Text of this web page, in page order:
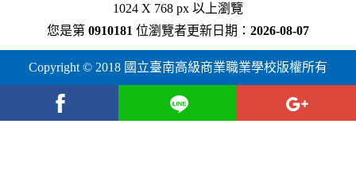
1024 X 768 px 以上瀏覽
您是第 0910181 位瀏覽者更新日期： 2026-08-07
Copyright © 2018 國立臺南高級商業職業學校版權所有